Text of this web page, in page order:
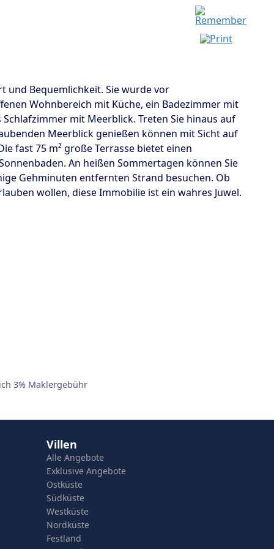
und Bequemlichkeit. Sie wurde vor
Wohnbereich mit Küche, ein Badezimmer mit
mit Meerblick. Treten Sie hinaus auf
Meerblick genießen können mit Sicht auf
fast 75 m² große Terrasse bietet einen
An heißen Sommertagen können Sie
Gehminuten entfernten Strand besuchen. Ob
wollen, diese Immobilie ist ein wahres Juwel.
3% Maklergebühr
Villen
Alle Angebote
Exklusive Angebote
Ostküste
Südküste
Westküste
Nordküste
Festland